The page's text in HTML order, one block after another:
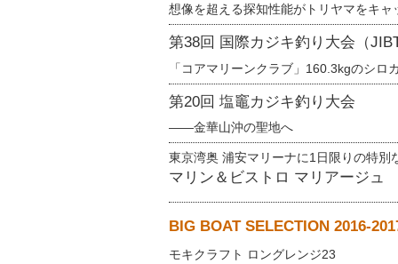
想像を超える探知性能がトリヤマをキャ
第38回 国際カジキ釣り大会（
「コアマリーンクラブ」160.3kgのシロ
第20回 塩竈カジキ釣り大会
——金華山沖の聖地へ
東京湾奥 浦安マリーナに1日限りの特別
マリン＆ビストロ マリアージュ
BIG BOAT SELECTION 2016-
モキクラフト ロングレンジ23